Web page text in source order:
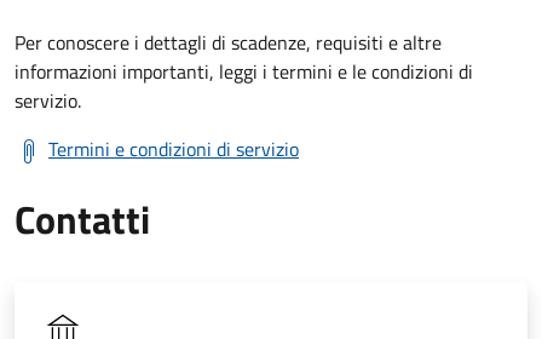
Per conoscere i dettagli di scadenze, requisiti e altre
informazioni importanti, leggi i termini e le condizioni di
servizio.
Termini e condizioni di servizio
Contatti